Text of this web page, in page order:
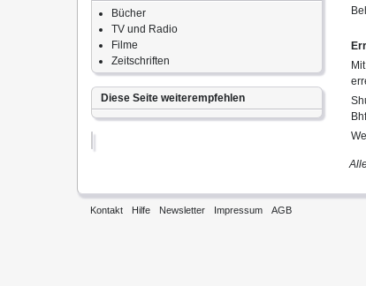
Bücher
TV und Radio
Filme
Zeitschriften
Diese Seite weiterempfehlen
Kontakt Hilfe Newsletter Impressum AGB